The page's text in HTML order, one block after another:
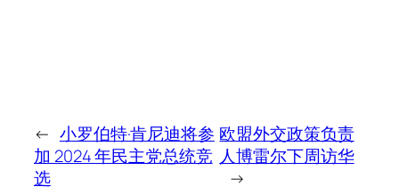
← 小罗伯特·肯尼迪将参
加 2024 年民主党总统竞
选
欧盟外交政策负责
人博雷尔下周访华
→